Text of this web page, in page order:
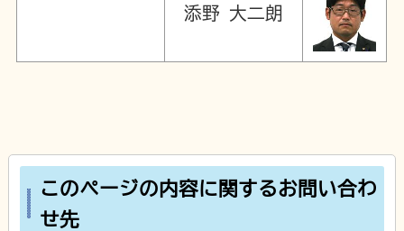
添野 大二朗
このページの内容に関するお問い合わ
せ先